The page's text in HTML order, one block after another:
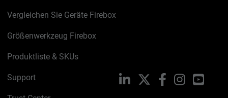
Vergleichen Sie Geräte Firebox
Größenwerkzeug Firebox
Produktliste & SKUs
Support LinkedIn FacebookInstagram